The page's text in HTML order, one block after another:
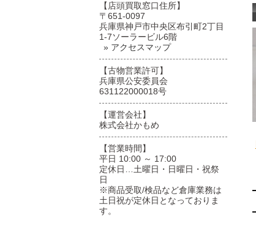
【店頭買取窓口住所】
〒651-0097
兵庫県神戸市中央区布引町2丁目
1-7ソーラービル6階
» アクセスマップ
【古物営業許可】
兵庫県公安委員会
631122000018号
【運営会社】
株式会社かもめ
【営業時間】
平日 10:00 ～ 17:00
定休日…土曜日・日曜日・祝祭
日
※商品受取/検品など倉庫業務は
土日祝が定休日となっておりま
す。